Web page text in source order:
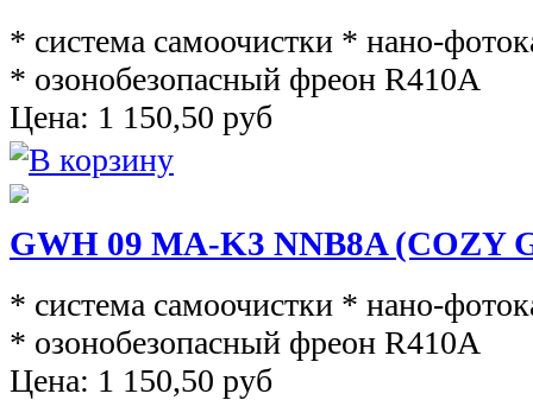
* система самоочистки * нано-
* озонобезопасный фреон R410A
Цена: 1 150,50 руб
GWH 09 MA-K3 NNB8A (COZY
* система самоочистки * нано-
* озонобезопасный фреон R410A
Цена: 1 150,50 руб